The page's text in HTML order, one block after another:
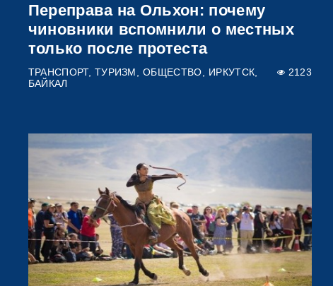
Переправа на Ольхон: почему
чиновники вспомнили о местных
только после протеста
ТРАНСПОРТ ТУРИЗМ ОБЩЕСТВО
ИРКУТСК
БАЙКАЛ
2123